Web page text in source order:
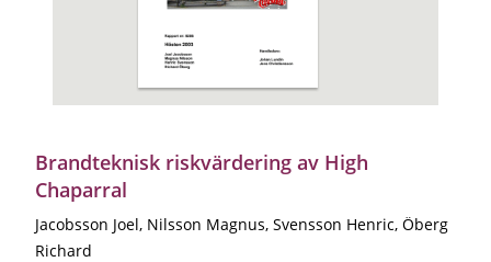
Brandteknisk riskvärdering av High
Chaparral
Jacobsson Joel, Nilsson Magnus, Svensson Henric, Öberg
Richard